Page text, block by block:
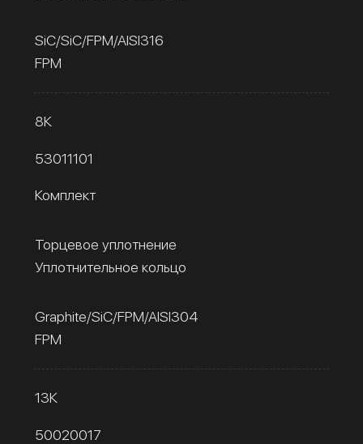
SiC/SiC/FPM/AISI316
FPM
8К
53011101
Комплект
Торцевое уплотнение
Уплотнительное кольцо
Graphite/SiC/FPM/AISI304
FPM
13К
50020017